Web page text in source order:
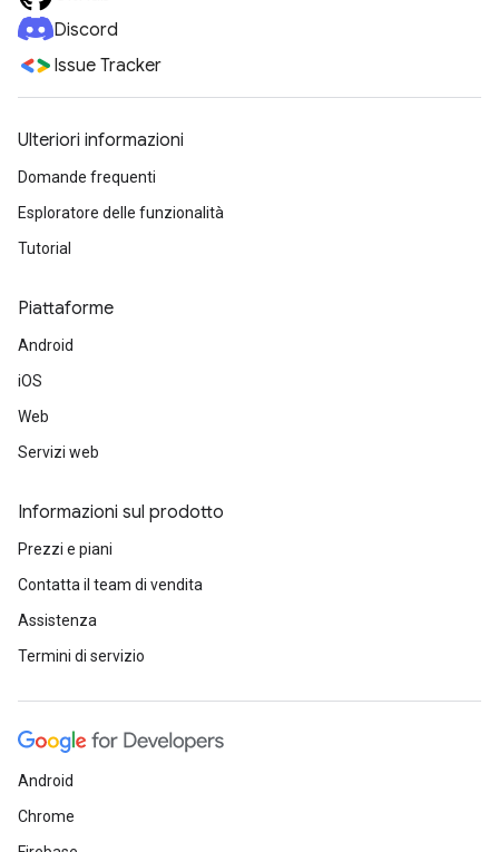
Discord
Issue Tracker
Ulteriori informazioni
Domande frequenti
Esploratore delle funzionalità
Tutorial
Piattaforme
Android
iOS
Web
Servizi web
Informazioni sul prodotto
Prezzi e piani
Contatta il team di vendita
Assistenza
Termini di servizio
Android
Chrome